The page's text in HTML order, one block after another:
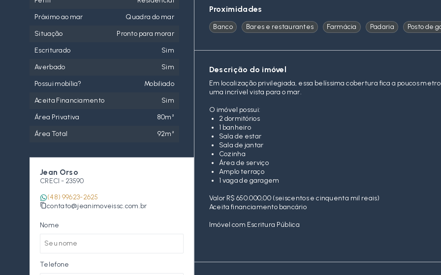
Proximidades
Banco Bares e restaurantes Farmácia Padaria Posto de
Descrição do imóvel
Em localização privilegiada, essa belíssima cobertura fica a poucos
uma incrível vista para o mar.
O imóvel possui:
2 dormitórios
1 banheiro
Sala de estar
Sala de jantar
Cozinha
Área de serviço
Amplo terraço
1 vaga de garagem
Valor R$ 650.000,00 (seiscentos e cinquenta mil reais)
Aceita financiamento bancário
Imóvel com Escritura Pública
Próximo ao mar
Quadra do mar
Situação
Pronto para morar
Escriturado
Sim
Averbado
Sim
Possui mobília?
Mobiliado
Aceita Financiamento
Sim
Área Privativa
80m²
Área Total
92m²
Jean Orso
CRECI - 23590
(48) 99623-2625
contato@jeanimoveissc.com.br
Nome
Telefone